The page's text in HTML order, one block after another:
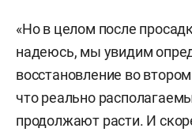
«Но в целом после
надеюсь, мы увидим
восстановление во
что реально
продолжают расти. И